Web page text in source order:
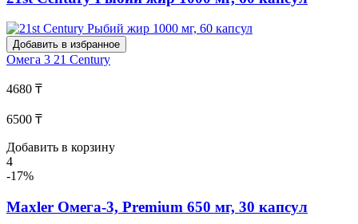
Добавить в избранное
Омега 3 21 Century
4680 ₸
6500 ₸
Добавить в корзину
4
-17%
Maxler Омега-3, Premium 650 мг, 30 капсул